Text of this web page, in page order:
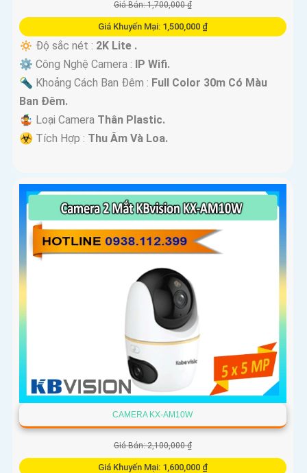
Giá Bán: 1,700,000 ₫
Giá Khuyến Mại: 1,500,000 ₫
🔅 Độ sắc nét : 2K Lite .
⚙ Công Nghệ Camera : IP Wifi.
🔦 Khoảng Cách Ban Đêm : Full Color 30m Có Màu
Ban Ðêm.
🤹 Loại Camera Thân Plastic.
️☣️ Tích Hợp : Thu Âm Và Loa.
CAMERA KX-AM10W
Giá Bán: 2,100,000 ₫
Giá Khuyến Mại: 1,600,000 ₫